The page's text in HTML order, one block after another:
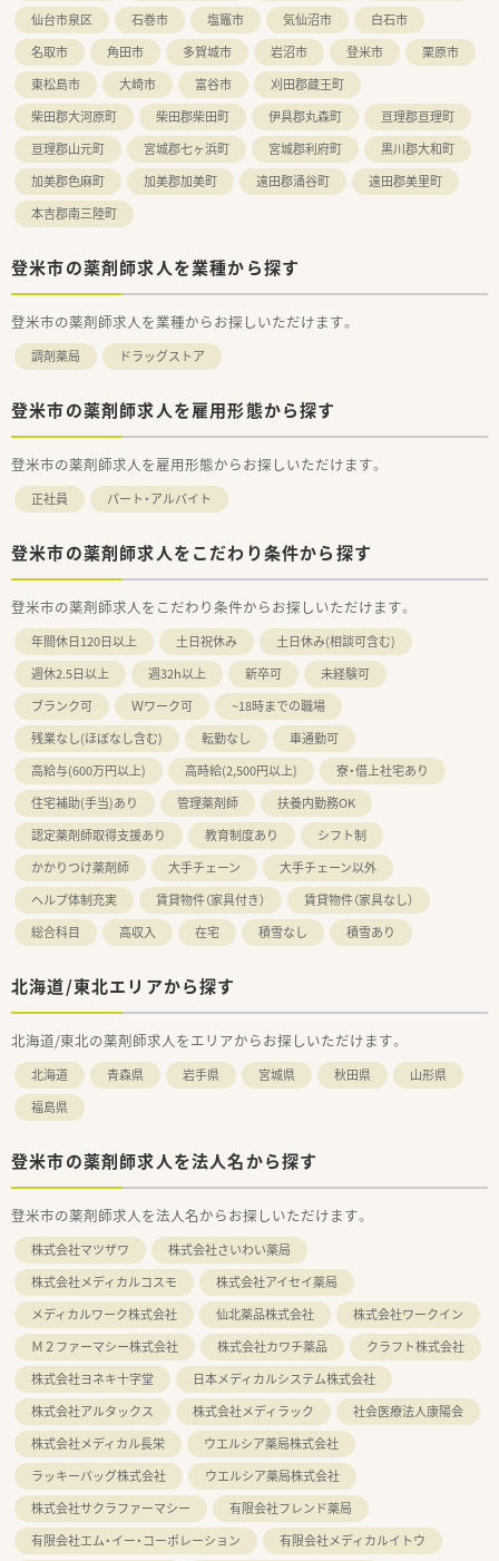
携を取りながら迅速かつ正確な調剤業務を日々遂行している環
境です。
【求人情報について】
■正社員としての想定年収は450万円から650万円と高水準であ
り、ご経験やスキルに応じて600万円以上の提示も十分に可能で
す。
■昇給は年1回、賞与は年2回の支給があり、住宅手当や上限10万
円の役職手当など、各種手当が非常に手厚く用意されています。
■奨学金返済サポートとして最大200万円の補助があるため、新
卒の方や若手薬剤師の方も経済的な不安なく就業を開始できま
【職場環境と雰囲気】
■チャレンジ精神を尊重し、社歴に関わらず新しいアイデアを積
極的に採用するベンチャー気質のある活気に満ちた職場環境で
■男女比は1対1とバランスが良く、特に男性薬剤師が管理職と
して多く活躍しているため、活発なコミュニケーションが魅力で
■3歳まで紙おむつを薬局で支給する独自の育児支援があり、子
育て世代のスタッフが互いに助け合う温かい雰囲気が醸成され
ています。
仙台市泉区
石巻市 塩竈市 気仙沼市
白石市
名取市
角田市 多賀城市 岩沼市 登米市
栗原市
東松島市
大崎市 富谷市
刈田郡蔵王町
柴田郡大河原町
柴田郡柴田町 伊具郡丸森町
亘理郡亘理町
亘理郡山元町
宮城郡七ヶ浜町 宮城郡利府町
黒川郡大和町
加美郡色麻町
加美郡加美町 遠田郡涌谷町
遠田郡美里町
本吉郡南三陸町
登米市の薬剤師求人を業種から探す
登米市の薬剤師求人を業種からお探しいただけます。
調剤薬局 ドラッグストア
登米市の薬剤師求人を雇用形態から探す
登米市の薬剤師求人を雇用形態からお探しいただけます。
正社員 パート・アルバイト
登米市の薬剤師求人をこだわり条件から探す
登米市の薬剤師求人をこだわり条件からお探しいただけます。
年間休日120日以上 土日祝休み
土日休み(相談可含む)
週休2.5日以上
週32h以上 新卒可
未経験可
ブランク可
Ｗワーク可
~18時までの職場
残業なし(ほぼなし含む)
転勤なし
車通勤可
高給与(600万円以上)
高時給(2,500円以上)
寮・借上社宅あり
住宅補助(手当)あり
管理薬剤師
扶養内勤務OK
認定薬剤師取得支援あり
教育制度あり
シフト制
かかりつけ薬剤師
大手チェーン
大手チェーン以外
ヘルプ体制充実
賃貸物件（家具付き）
賃貸物件（家具なし）
総合科目
高収入 在宅 積雪なし 積雪あり
北海道/東北エリアから探す
北海道/東北の薬剤師求人をエリアからお探しいただけます。
北海道 青森県 岩手県 宮城県 秋田県
山形県
福島県
登米市の薬剤師求人を法人名から探す
登米市の薬剤師求人を法人名からお探しいただけます。
株式会社マツザワ
株式会社さいわい薬局
株式会社メディカルコスモ
株式会社アイセイ薬局
メディカルワーク株式会社
仙北薬品株式会社
株式会社ワークイン
Ｍ２ファーマシー株式会社
株式会社カワチ薬品
クラフト株式会社
株式会社ヨネキ十字堂
日本メディカルシステム株式会社
株式会社アルタックス
株式会社メディラック
社会医療法人康陽会
株式会社メディカル長栄
ウエルシア薬局株式会社
ラッキーバッグ株式会社
ウエルシア薬局株式会社
株式会社サクラファーマシー
有限会社フレンド薬局
有限会社エム・イー・コーポレーション
有限会社メディカルイトウ